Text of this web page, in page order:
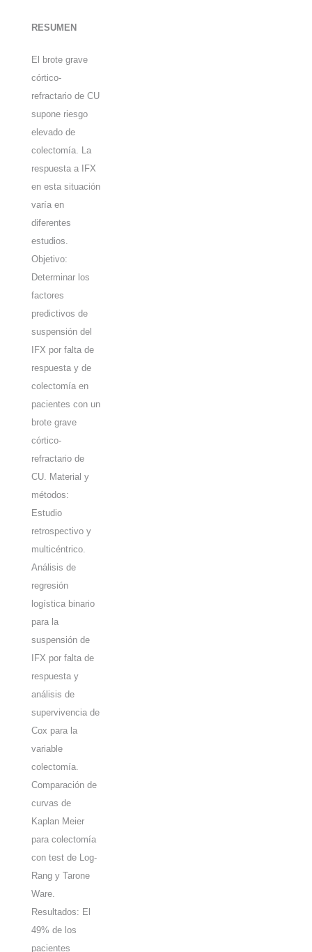
RESUMEN
El brote grave
córtico-
refractario de CU
supone riesgo
elevado de
colectomía. La
respuesta a IFX
en esta situación
varía en
diferentes
estudios.
Objetivo:
Determinar los
factores
predictivos de
suspensión del
IFX por falta de
respuesta y de
colectomía en
pacientes con un
brote grave
córtico-
refractario de
CU. Material y
métodos:
Estudio
retrospectivo y
multicéntrico.
Análisis de
regresión
logística binario
para la
suspensión de
IFX por falta de
respuesta y
análisis de
supervivencia de
Cox para la
variable
colectomía.
Comparación de
curvas de
Kaplan Meier
para colectomía
con test de Log-
Rang y Tarone
Ware.
Resultados: El
49% de los
pacientes